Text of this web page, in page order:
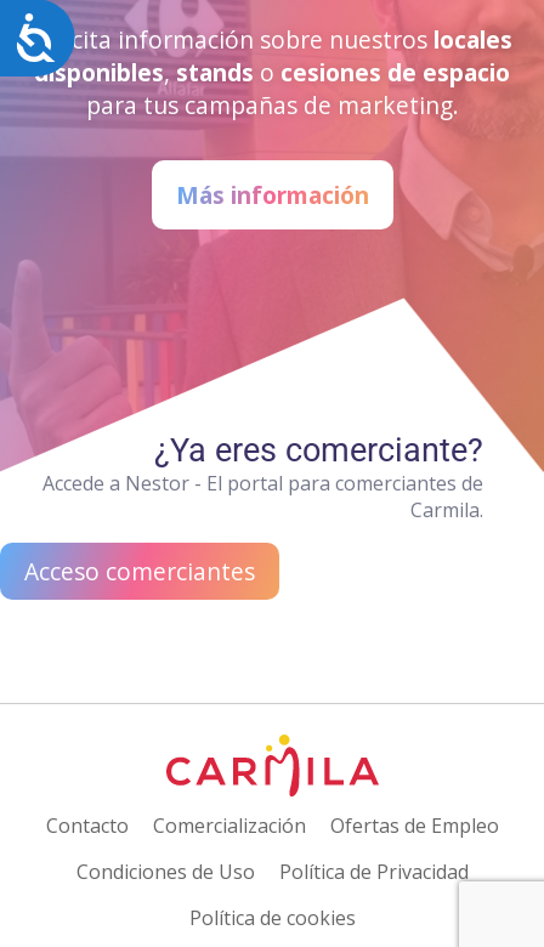
Accesibilidad
Solicita información sobre nuestros locales
disponibles, stands o cesiones de espacio
para tus campañas de marketing.
Más información
¿Ya eres comerciante?
Accede a Nestor - El portal para comerciantes de
Carmila.
Acceso comerciantes
Contacto Comercialización
Ofertas de Empleo
Condiciones de Uso
Política de Privacidad
Política de cookies